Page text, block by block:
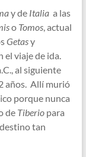
y de Italia a las
o Tomos, actual
Getasy
viaje de ida.
al siguiente
años. Allí murió
porque nunca
de Tiberio para
tan